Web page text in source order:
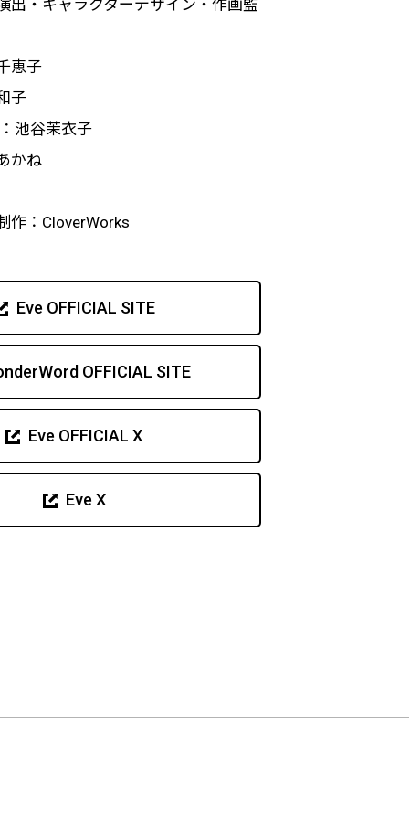
出・キャラクターデザイン・作画監
恵子
子
池谷茉衣子
かね
作：CloverWorks
Eve OFFICIAL SITE
OFFICIAL SITE
Eve OFFICIAL X
Eve X